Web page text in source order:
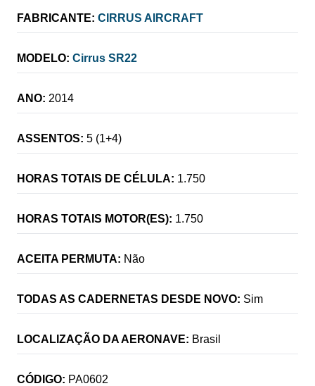
FABRICANTE: CIRRUS AIRCRAFT
MODELO: Cirrus SR22
ANO: 2014
ASSENTOS: 5 (1+4)
HORAS TOTAIS DE CÉLULA: 1.750
HORAS TOTAIS MOTOR(ES): 1.750
ACEITA PERMUTA: Não
TODAS AS CADERNETAS DESDE NOVO: Sim
LOCALIZAÇÃO DA AERONAVE: Brasil
CÓDIGO: PA0602